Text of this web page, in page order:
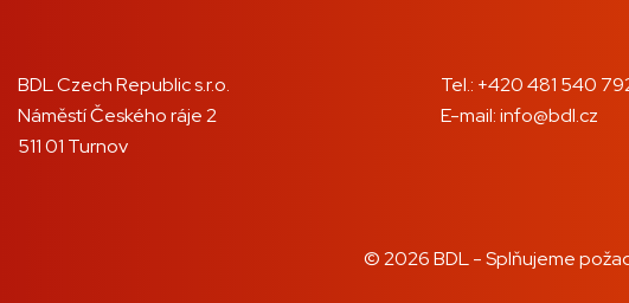
BDL Czech Republic s.r.o.
Náměstí Českého ráje 2
511 01 Turnov
Tel.: +420 481 540
E-mail:info@bdl.cz
© 2026 BDL - Splňujeme